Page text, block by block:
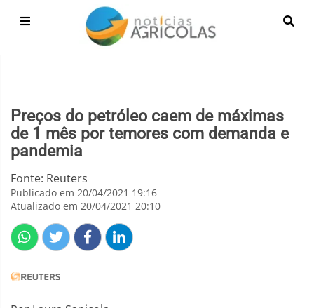
Preços do petróleo caem de máximas
de 1 mês por temores com demanda e
pandemia
Fonte: Reuters
Publicado em 20/04/2021 19:16
Atualizado em 20/04/2021 20:10